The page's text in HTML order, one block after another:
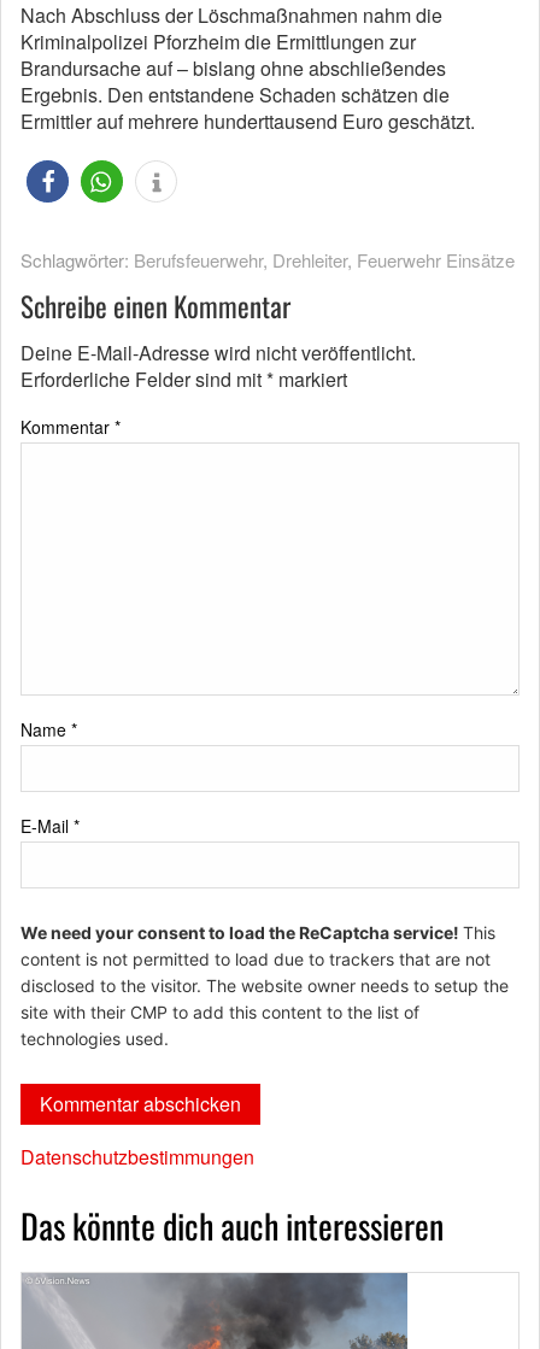
Nach Abschluss der Löschmaßnahmen nahm die
Kriminalpolizei Pforzheim die Ermittlungen zur
Brandursache auf – bislang ohne abschließendes
Ergebnis. Den entstandene Schaden schätzen die
Ermittler auf mehrere hunderttausend Euro geschätzt.
Schlagwörter: Berufsfeuerwehr, Drehleiter, Feuerwehr Einsätze
Schreibe einen Kommentar
Deine E-Mail-Adresse wird nicht veröffentlicht.
Erforderliche Felder sind mit* markiert
Kommentar *
Name *
E-Mail *
We need your consent to load the ReCaptcha service! This
content is not permitted to load due to trackers that are not
disclosed to the visitor. The website owner needs to setup the
site with their CMP to add this content to the list of
technologies used.
Datenschutzbestimmungen
Das könnte dich auch interessieren